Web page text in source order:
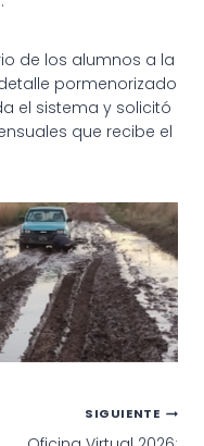
de los alumnos a la
pormenorizado
el sistema y solicitó
que recibe el
SIGUIENTE